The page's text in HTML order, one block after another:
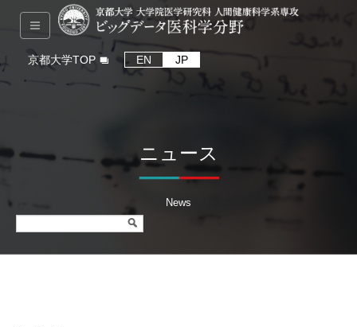
京都大学TOP EN JP
ニュース
News